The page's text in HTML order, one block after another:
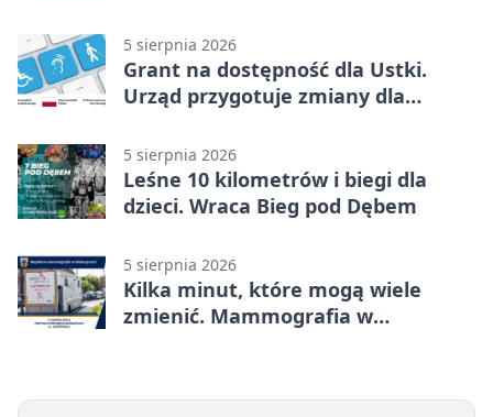
5 sierpnia 2026
Grant na dostępność dla Ustki.
Urząd przygotuje zmiany dla
5 sierpnia 2026
Leśne 10 kilometrów i biegi dla
dzieci. Wraca Bieg pod Dębem
5 sierpnia 2026
Kilka minut, które mogą wiele
zmienić. Mammografia w